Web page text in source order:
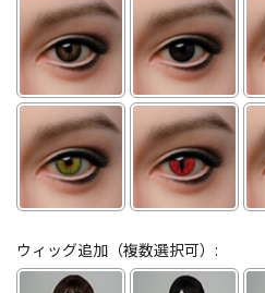
ウィッグ追加（複数選択可）: